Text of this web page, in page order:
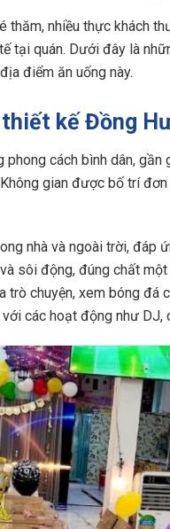
thăm, nhiều thực khách
tại quán. Dưới đây là
điểm ăn uống này.
thiết kế Đồng
phong cách bình dân,
gian được bố trí
nhà và ngoài trời, đáp
sôi động, đúng chất
trò chuyện, xem bóng đá
các hoạt động như DJ,